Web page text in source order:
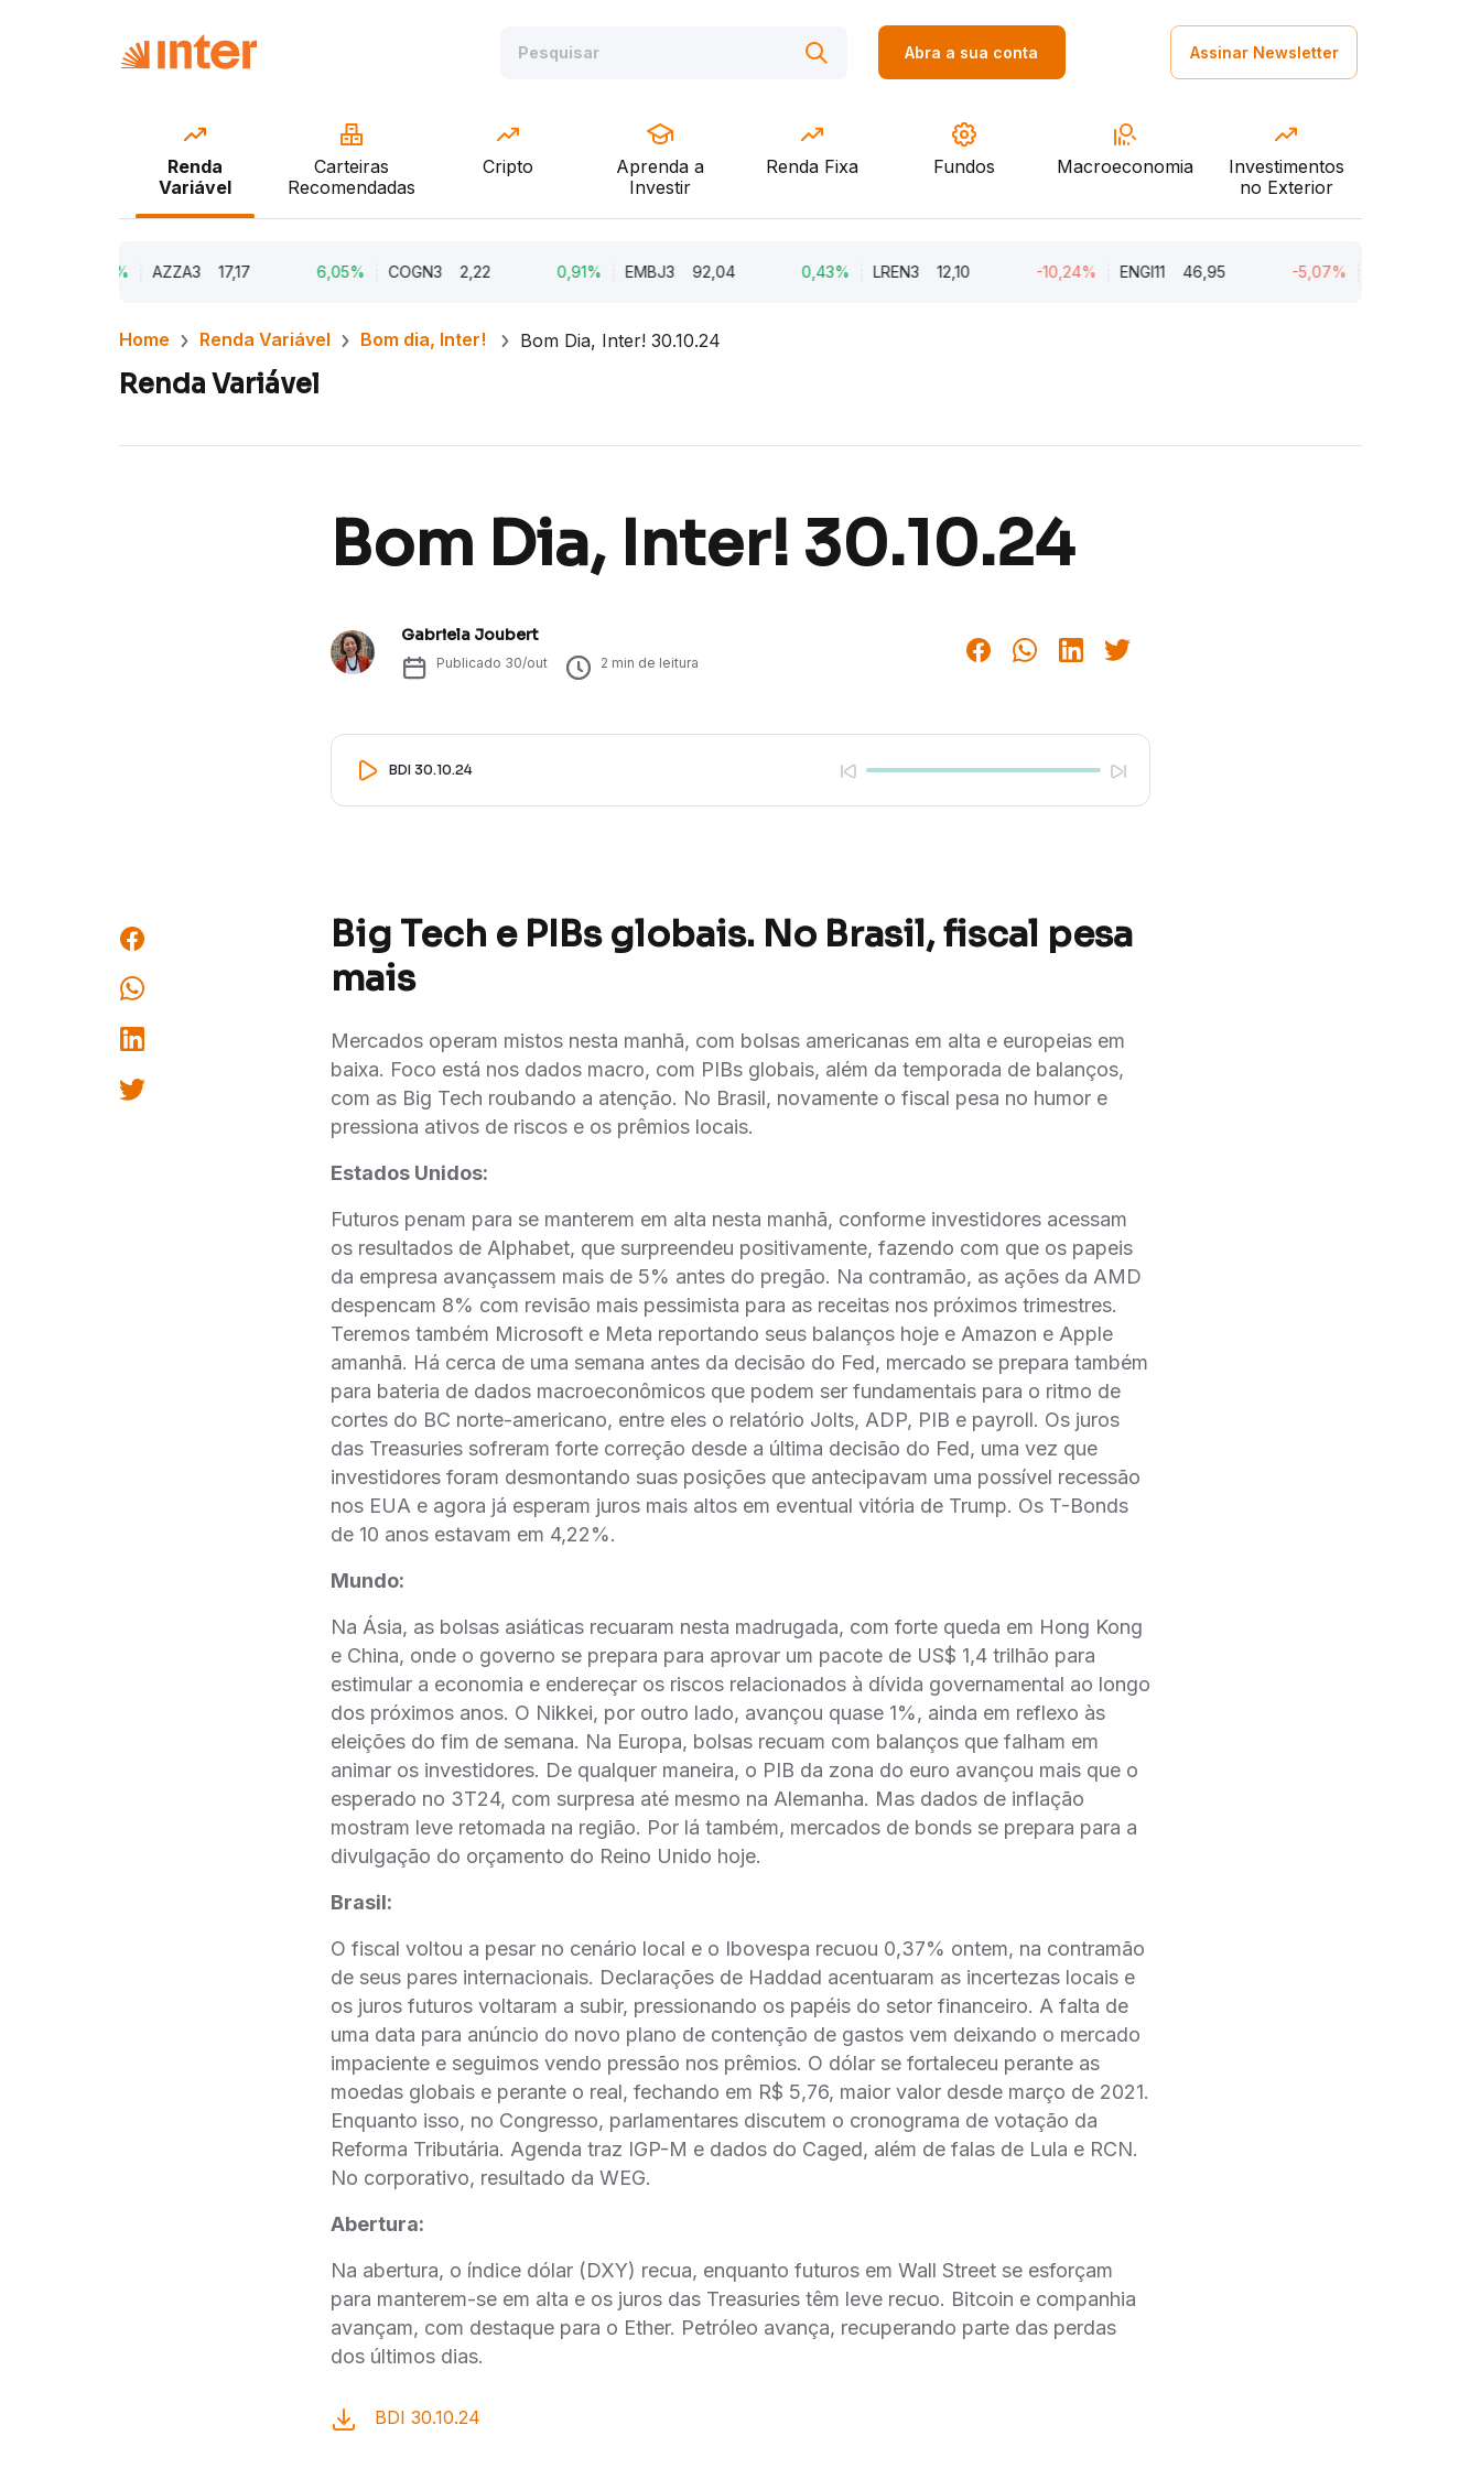
Abra a sua conta Assinar Newsletter
Renda
Variável
Carteiras
Recomendadas
Cripto
Aprenda a
Investir
Renda Fixa Fundos Macroeconomia
Investimentos
no Exterior
AZZA3 17,17 6,05% COGN3 2,22 0,91% EMBJ3 92,04 0,43% LREN3 12,10 -10,24% ENGI11 46,95 -5,07% MGLU3
Home Renda Variável Bom dia, Inter! Bom Dia, Inter! 30.10.24
Renda Variável
Bom Dia, Inter! 30.10.24
Gabriela Joubert
Publicado 30/out 2 min de leitura
BDI 30.10.24
Big Tech e PIBs globais. No Brasil, fiscal pesa
mais
Mercados operam mistos nesta manhã, com bolsas americanas em alta e europeias em
baixa. Foco está nos dados macro, com PIBs globais, além da temporada de balanços,
com as Big Tech roubando a atenção. No Brasil, novamente o fiscal pesa no humor e
pressiona ativos de riscos e os prêmios locais.
Estados Unidos:
Futuros penam para se manterem em alta nesta manhã, conforme investidores acessam
os resultados de Alphabet, que surpreendeu positivamente, fazendo com que os papeis
da empresa avançassem mais de 5% antes do pregão. Na contramão, as ações da AMD
despencam 8% com revisão mais pessimista para as receitas nos próximos trimestres.
Teremos também Microsoft e Meta reportando seus balanços hoje e Amazon e Apple
amanhã. Há cerca de uma semana antes da decisão do Fed, mercado se prepara também
para bateria de dados macroeconômicos que podem ser fundamentais para o ritmo de
cortes do BC norte-americano, entre eles o relatório Jolts, ADP, PIB e payroll. Os juros
das Treasuries sofreram forte correção desde a última decisão do Fed, uma vez que
investidores foram desmontando suas posições que antecipavam uma possível recessão
nos EUA e agora já esperam juros mais altos em eventual vitória de Trump. Os T-Bonds
de 10 anos estavam em 4,22%.
Mundo:
Na Ásia, as bolsas asiáticas recuaram nesta madrugada, com forte queda em Hong Kong
e China, onde o governo se prepara para aprovar um pacote de US$ 1,4 trilhão para
estimular a economia e endereçar os riscos relacionados à dívida governamental ao longo
dos próximos anos. O Nikkei, por outro lado, avançou quase 1%, ainda em reflexo às
eleições do fim de semana. Na Europa, bolsas recuam com balanços que falham em
animar os investidores. De qualquer maneira, o PIB da zona do euro avançou mais que o
esperado no 3T24, com surpresa até mesmo na Alemanha. Mas dados de inflação
mostram leve retomada na região. Por lá também, mercados de bonds se prepara para a
divulgação do orçamento do Reino Unido hoje.
Brasil:
O fiscal voltou a pesar no cenário local e o Ibovespa recuou 0,37% ontem, na contramão
de seus pares internacionais. Declarações de Haddad acentuaram as incertezas locais e
os juros futuros voltaram a subir, pressionando os papéis do setor financeiro. A falta de
uma data para anúncio do novo plano de contenção de gastos vem deixando o mercado
impaciente e seguimos vendo pressão nos prêmios. O dólar se fortaleceu perante as
moedas globais e perante o real, fechando em R$ 5,76, maior valor desde março de 2021.
Enquanto isso, no Congresso, parlamentares discutem o cronograma de votação da
Reforma Tributária. Agenda traz IGP-M e dados do Caged, além de falas de Lula e RCN.
No corporativo, resultado da WEG.
Abertura:
Na abertura, o índice dólar (DXY) recua, enquanto futuros em Wall Street se esforçam
para manterem-se em alta e os juros das Treasuries têm leve recuo. Bitcoin e companhia
avançam, com destaque para o Ether. Petróleo avança, recuperando parte das perdas
dos últimos dias.
BDI 30.10.24